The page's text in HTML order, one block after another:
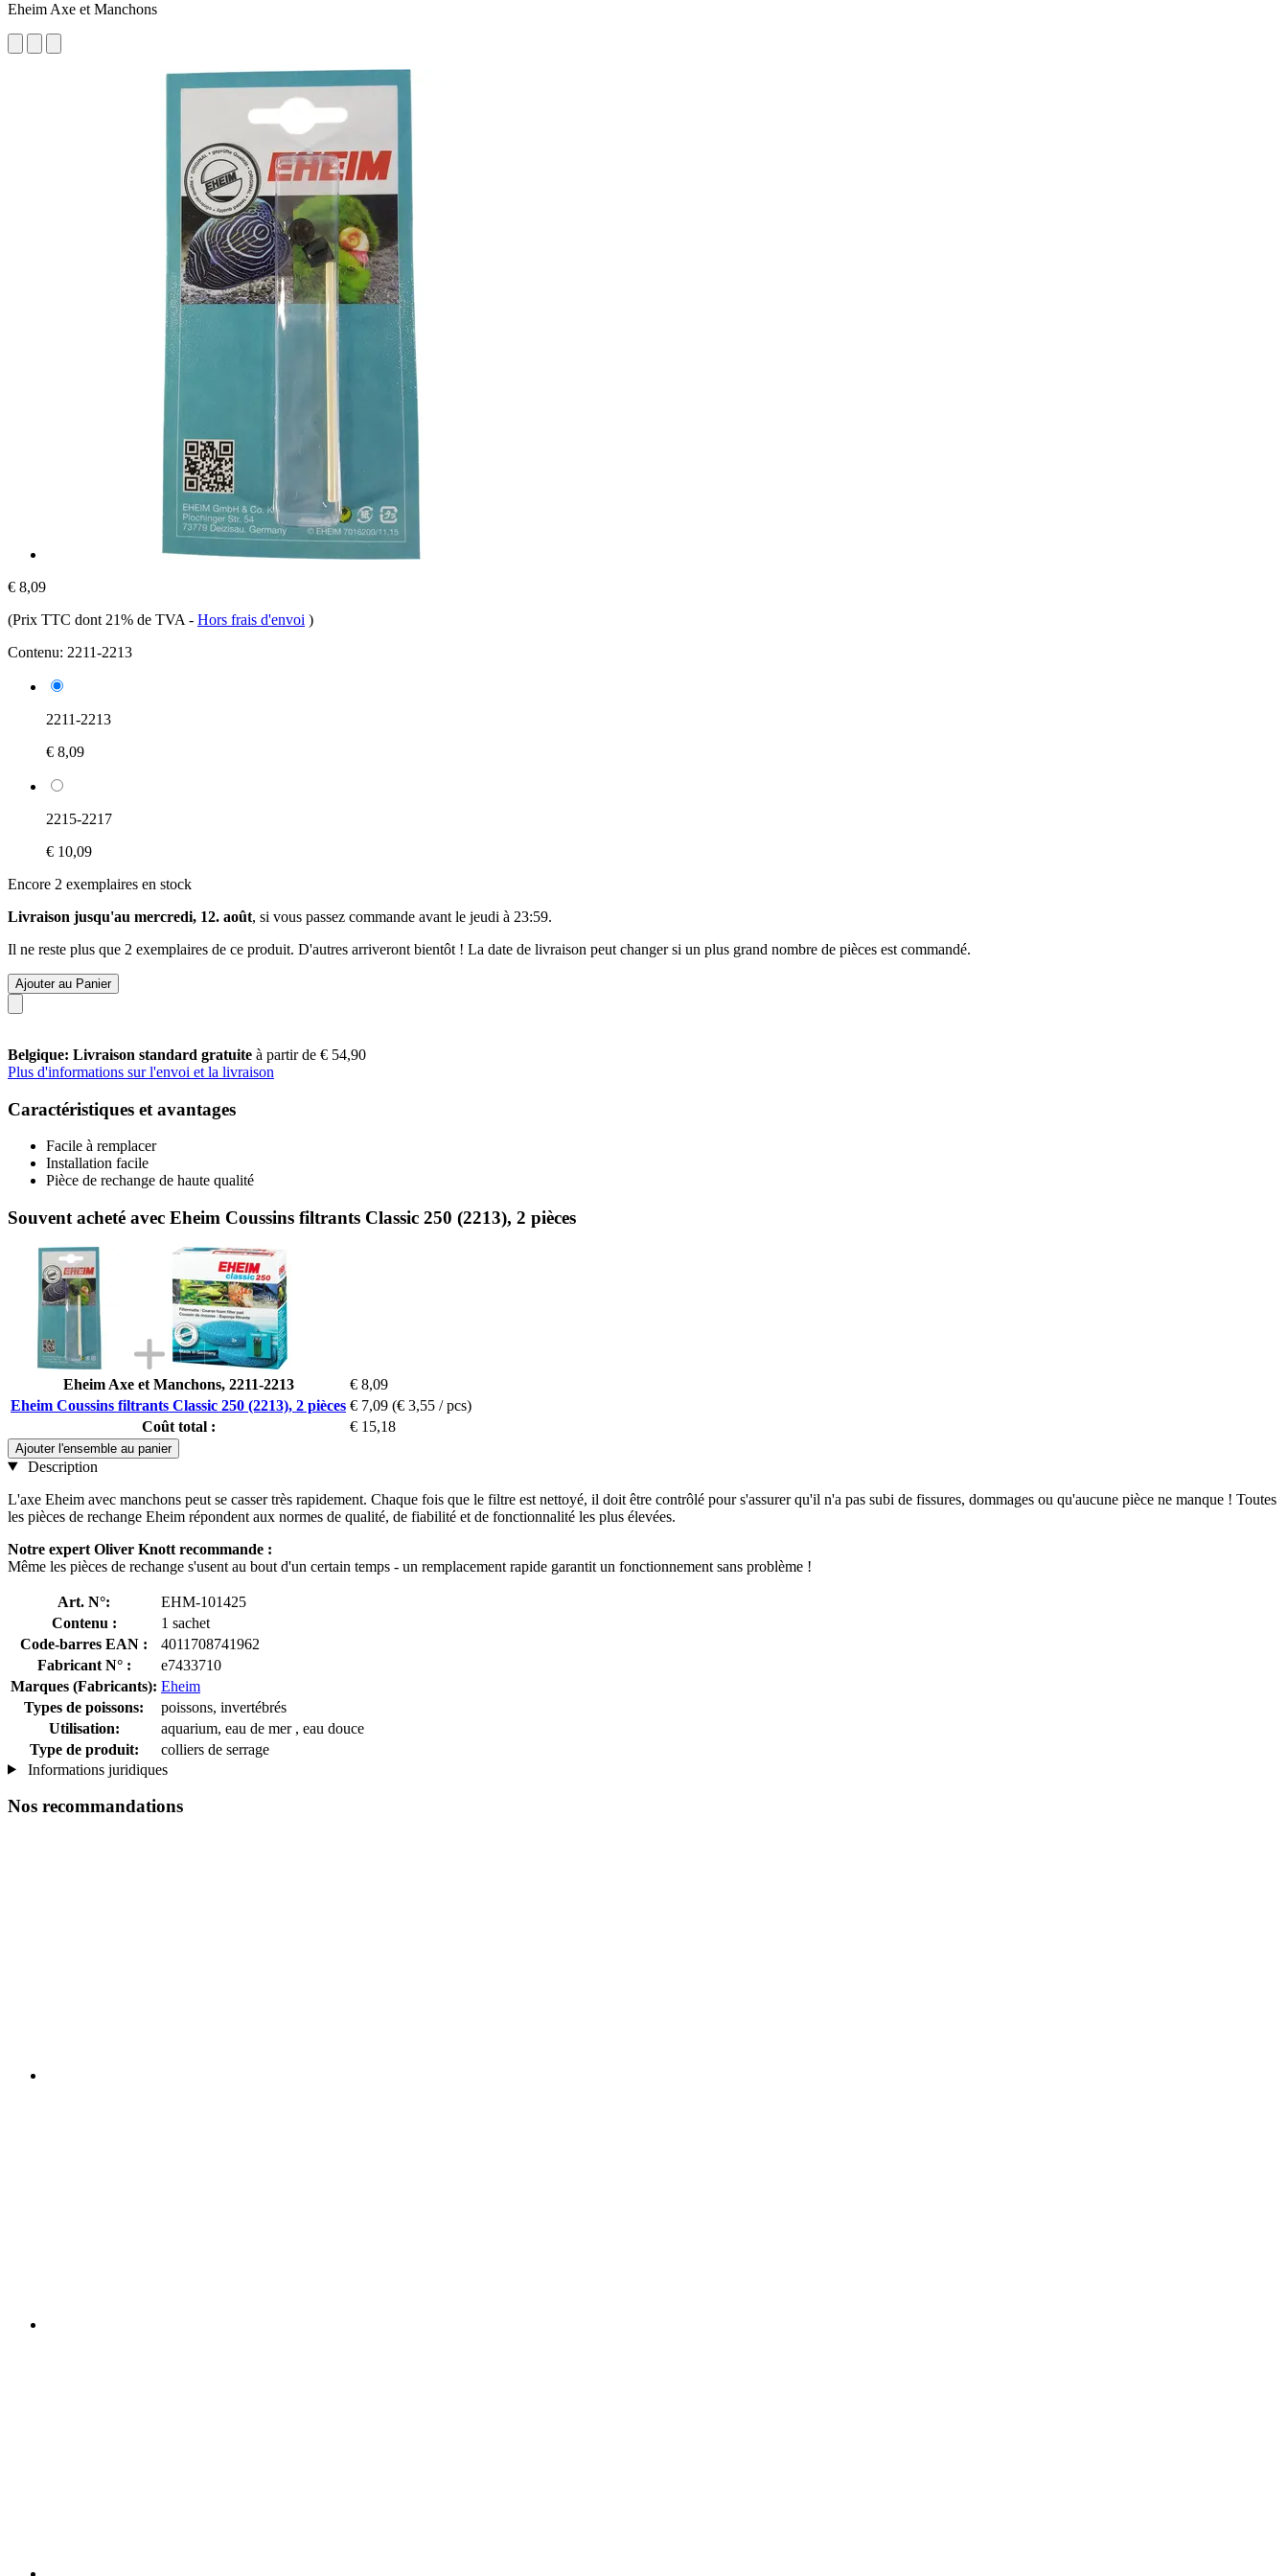
Eheim Axe et Manchons
€ 8,09
(Prix TTC dont 21% de TVA - Hors frais d'envoi )
Contenu: 2211-2213
2211-2213
€ 8,09
2215-2217
€ 10,09
Encore 2 exemplaires en stock
Livraison jusqu'au mercredi, 12. août, si vous passez commande avant le jeudi à 23:59.
Il ne reste plus que 2 exemplaires de ce produit. D'autres arriveront bientôt ! La date de livraison peut changer si un plus grand nombre de pièces est commandé.
Ajouter au Panier
Belgique: Livraison standard gratuite à partir de € 54,90
Plus d'informations sur l'envoi et la livraison
Caractéristiques et avantages
Facile à remplacer
Installation facile
Pièce de rechange de haute qualité
Souvent acheté avec Eheim Coussins filtrants Classic 250 (2213), 2 pièces
Eheim Axe et Manchons, 2211-2213
€ 8,09
Eheim Coussins filtrants Classic 250 (2213), 2 pièces € 7,09 (€ 3,55 / pcs)
Coût total :
€ 15,18
Ajouter l'ensemble au panier
Description
L'axe Eheim avec manchons peut se casser très rapidement. Chaque fois que le filtre est nettoyé, il doit être contrôlé pour s'assurer qu'il n'a pas subi de fissures, dommages ou qu'aucune pièce ne manque ! Toutes
les pièces de rechange Eheim répondent aux normes de qualité, de fiabilité et de fonctionnalité les plus élevées.
Notre expert Oliver Knott recommande :
Même les pièces de rechange s'usent au bout d'un certain temps - un remplacement rapide garantit un fonctionnement sans problème !
Art. N°:
EHM-101425
Contenu :
1 sachet
Code-barres EAN :
4011708741962
Fabricant N° :
e7433710
Marques (Fabricants): Eheim
Types de poissons:
poissons, invertébrés
Utilisation:
aquarium, eau de mer , eau douce
Type de produit:
colliers de serrage
Informations juridiques
Nos recommandations